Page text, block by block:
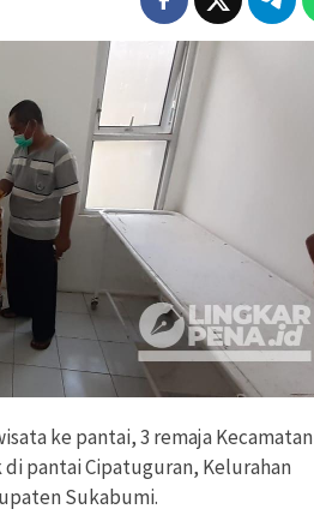
ke pantai, 3 remaja Kecamatan
pantai Cipatuguran, Kelurahan
Sukabumi.